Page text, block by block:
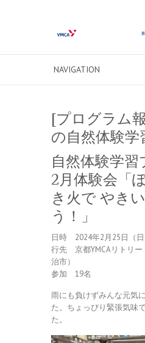
[プログラム
の自然体験学
自然体験学習
2月体験会「
き火で やき
う！」
日時 2024年2月25日（
行先 京都YMCAリトリー
治市）
参加 19名
雨にも負けずみんな元気
た。ちょっぴり緊張気味
た。